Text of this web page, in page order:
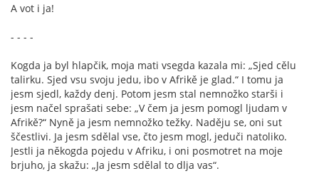
A vot i ja!
- - - -
Kogda ja byl hlapčik, moja mati vsegda kazala mi: „Sjed cělu
talirku. Sjed vsu svoju jedu, ibo v Afrikě je glad.“ I tomu ja
jesm sjedl, každy denj. Potom jesm stal nemnožko starši i
jesm načel sprašati sebe: „V čem ja jesm pomogl ljudam v
Afrikě?“ Nyně ja jesm nemnožko težky. Naděju se, oni sut
ščestlivi. Ja jesm sdělal vse, čto jesm mogl, jeduči natoliko.
Jestli ja někogda pojedu v Afriku, i oni posmotret na moje
brjuho, ja skažu: „Ja jesm sdělal to dlja vas“.